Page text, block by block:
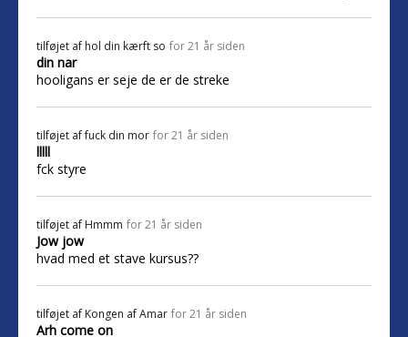
tilføjet af hol din kærft so for 21 år siden
din nar
hooligans er seje de er de streke
tilføjet affuck din mor for 21 år siden
lllll
fck styre
tilføjet af Hmmm for 21 år siden
Jow jow
hvad med et stave kursus??
tilføjet af Kongen af Amar for 21 år siden
Arh come on